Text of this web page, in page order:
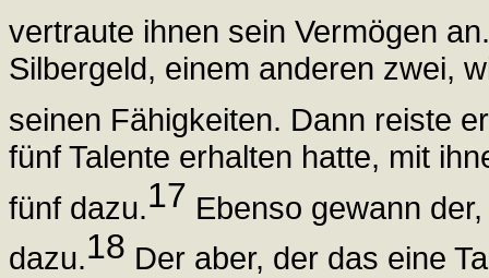
vertraute ihnen sein Vermögen an.
Silbergeld, einem anderen zwei,
seinen Fähigkeiten. Dann reiste
fünf Talente erhalten hatte, mit
fünf dazu.17 Ebenso gewann
dazu.18 Der aber, der das eine